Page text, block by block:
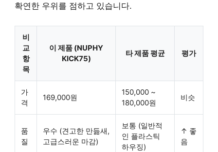
확연한 우위를 점하고 있습니다.
비
교
항
목
이 제품 (NUPHY
KICK75)
타 제품 평균 평가
가
격
169,000원
150,000 ~
180,000원
비슷
품
질
우수 (견고한 만듦새,
고급스러운 마감)
보통 (일반적
인 플라스틱
하우징)
↑ 좋
음